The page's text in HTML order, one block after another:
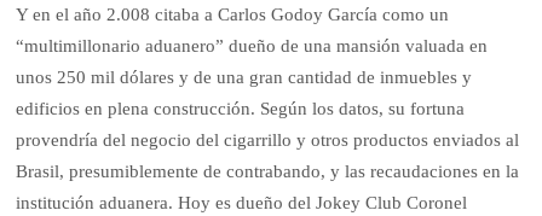
Y en el año 2.008 citaba a Carlos Godoy García como un
“multimillonario aduanero” dueño de una mansión valuada en
unos 250 mil dólares y de una gran cantidad de inmuebles y
edificios en plena construcción. Según los datos, su fortuna
provendría del negocio del cigarrillo y otros productos enviados al
Brasil, presumiblemente de contrabando, y las recaudaciones en la
institución aduanera. Hoy es dueño del Jokey Club Coronel